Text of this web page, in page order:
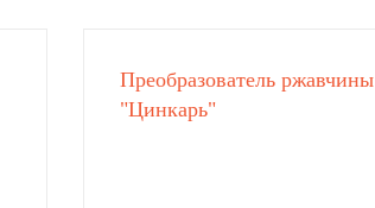
Преобразователь ржавчины
"Цинкарь"